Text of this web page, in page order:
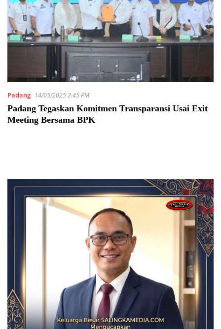
Padang 14/05/2025 2:45 PM
Padang Tegaskan Komitmen Transparansi Usai Exit
Meeting Bersama BPK